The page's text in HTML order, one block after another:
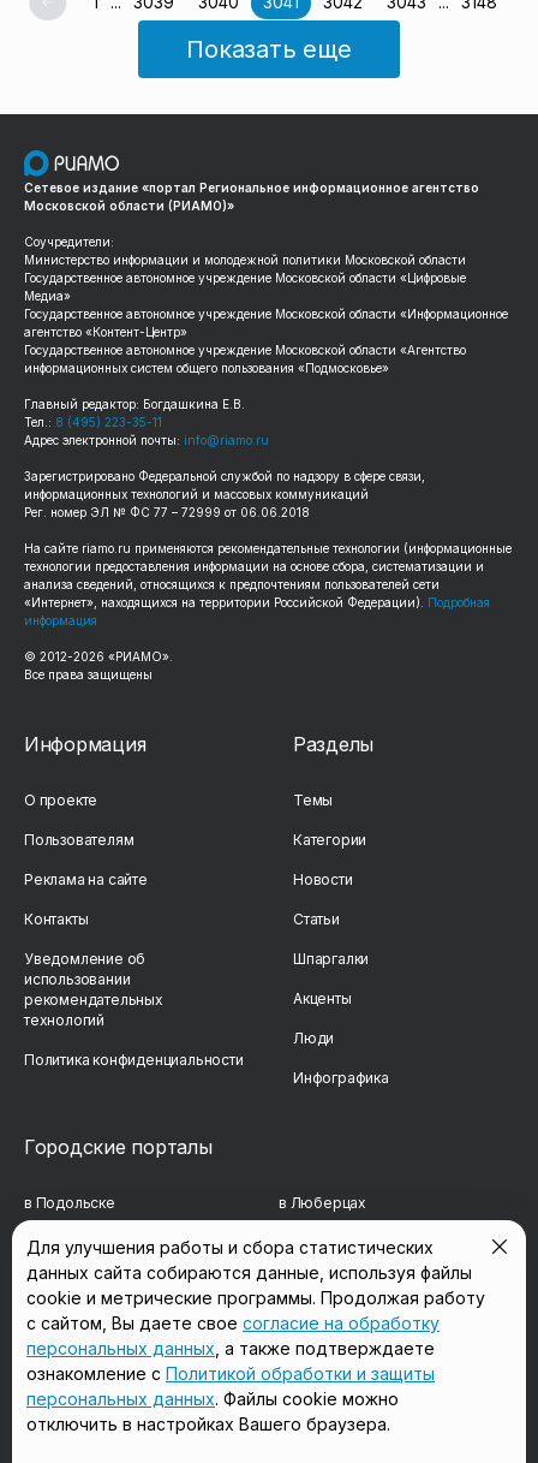
Показать еще
Сетевое издание «портал Региональное информационное агентство
Московской области (РИАМО)»
Соучредители:
Министерство информации и молодежной политики Московской области
Государственное автономное учреждение Московской области «Цифровые
Медиа»
Государственное автономное учреждение Московской области «Информационное
агентство «Контент-Центр»
Государственное автономное учреждение Московской области «Агентство
информационных систем общего пользования «Подмосковье»
Главный редактор: Богдашкина Е.В.
Тел.: 8 (495) 223-35-11
Адрес электронной почты: info@riamo.ru
Зарегистрировано Федеральной службой по надзору в сфере связи,
информационных технологий и массовых коммуникаций
Рег. номер ЭЛ № ФС 77 – 72999 от 06.06.2018
На сайте riamo.ru применяются рекомендательные технологии (информационные
технологии предоставления информации на основе сбора, систематизации и
анализа сведений, относящихся к предпочтениям пользователей сети
«Интернет», находящихся на территории Российской Федерации).
Подробная
информация
© 2012-2026 «РИАМО».
Все права защищены
Информация
О проекте
Пользователям
Реклама на сайте
Контакты
Уведомление об
использовании
рекомендательных
технологий
Политика конфиденциальности
Разделы
Темы
Категории
Новости
Статьи
Шпаргалки
Акценты
Люди
Инфографика
Городские порталы
в Подольске в Люберцах
в Мытищах в Красногорске
в Реутове в Королёве
в Балашихе в Домодедово
в Сергиевом Посаде в Щёлково
Мы в соцсетях
Для улучшения работы и сбора статистических
данных сайта собираются данные, используя файлы
cookie и метрические программы. Продолжая работу
с сайтом, Вы даете свое согласие на обработку
персональных данных , а также подтверждаете
ознакомление с Политикой обработки и защиты
персональных данных. Файлы cookie можно
отключить в настройках Вашего браузера.